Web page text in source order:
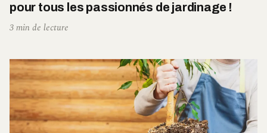
pour tous les passionnés de jardinage !
3 min de lecture